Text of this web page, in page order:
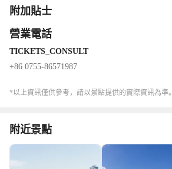
制高點，山上匯聚了愛因斯坦、鄧稼先等古
層建築群共同倒映於湖面，構成都市天際線
景致。
園內設有環湖跑道，公園沿線與深圳灣濱海
跑、散步和攝影的熱門去處。
附加貼士
營業電話
TICKETS_CONSULT
+86 0755-86571987
*以上資訊僅供參考，請以景點提供的實際資訊為準。
附近景點